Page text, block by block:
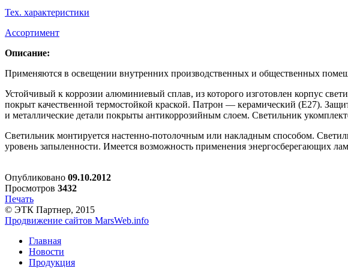
Тех. характеристики
Ассортимент
Описание:
Применяются в освещении внутренних производственных и общественных
Устойчивый к коррозии алюминиевый сплав, из которого изготовлен корпус
покрыт качественной термостойкой краской. Патрон — керамический (Е27).
и металлические детали покрыты антикоррозийным слоем. Светильник
Светильник монтируется настенно-потолочным или накладным способом.
уровень запыленности. Имеется возможность применения энергосберегающих
Опубликовано 09.10.2012
Просмотров 3432
Печать
© ЭТК Партнер, 2015
Продвижение сайтов MarsWeb.info
Главная
Новости
Продукция